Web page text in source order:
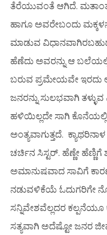
ತೆರೆಯುವಂತೆ ಆಗಿದೆ.
ಹಾಗೂ ಅವರೇಬಂದು
ಮಾಡುವ
ಹೆಣೆದು ಅವರನ್ನು ಆ
ಬರುವ ಪ್ರಮೇಯವೇ ಇರದು
ಜನರನ್ನು ಸುಲಭವಾಗಿ
ಹಳಿಯಿಲ್ಲದೇ ಸಾಗಿ
ಅಂತ್ಯವಾಗುತ್ತದೆ.
ಚರ್ಚಿನ ಸಿಸ್ಟರ್. ಹೆಣ್ಣೇ ಹೆಣ್ಣಿಗೆ
ಅಮಾನುಷವಾದ ಸಾವಿಗೆ
ನಡುವಳಿಕೆಯೆ ಓದುಗರಿಗೇ
ಸನ್ನಿವೇಶವೆಲ್ಲದರ ಕಲ್ಪನೆಯೂ
ಸತ್ಯವಾಗಿ ಅದೆಷ್ಟೋ ಜನರ